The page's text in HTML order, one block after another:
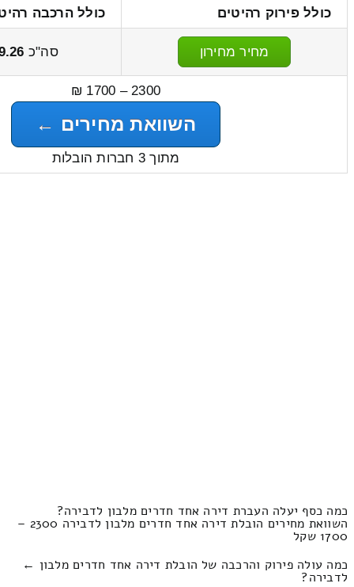
כולל פירוק רהיטים
כולל הרכבה
מחיר מחירון סה"כ
2300 – 1700 ₪
השוואת מחירים ←
מתוך 3 חברות הובלות
כמה כסף יעלה העברת דירה אחד חדרים מלבון לדבירה?
השוואת מחירים הובלת דירה אחד חדרים מלבון לדבירה 2300 –
1700 שקל
כמה עולה פירוק והרכבה של הובלת דירה אחד חדרים מלבון ←
לדבירה?